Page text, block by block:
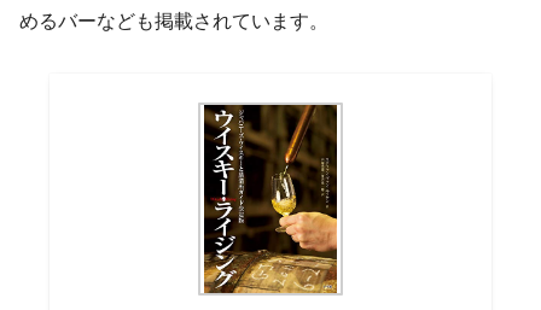
めるバーなども掲載されています。